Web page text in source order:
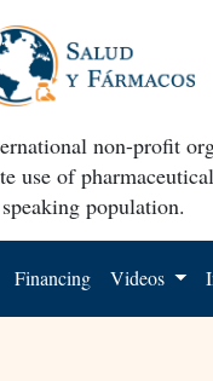
non-profit
use of
speaking population.
Financing Videos